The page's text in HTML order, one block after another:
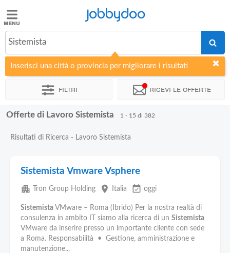
Jobbydoo
Offerte
di
lavoro
Elenco
Blog
Pubblica
Offerte
Jobbydoo
Sistemista
Inserisci una città o provincia per migliorare i risultati
Filtri Ricevi le offerte
Offerte di Lavoro Sistemista 1 - 15 di 382
Risultati di Ricerca - Lavoro Sistemista
Sistemista Vmware Vsphere
apartment Tron Group Holding place Italia event_available oggi
Sistemista VMware – Roma (Ibrido) Per la nostra realtà di
consulenza in ambito IT siamo alla ricerca di un Sistemista
VMware da inserire presso un importante cliente con sede
a Roma. Responsabilità • Gestione, amministrazione e
manutenzione...